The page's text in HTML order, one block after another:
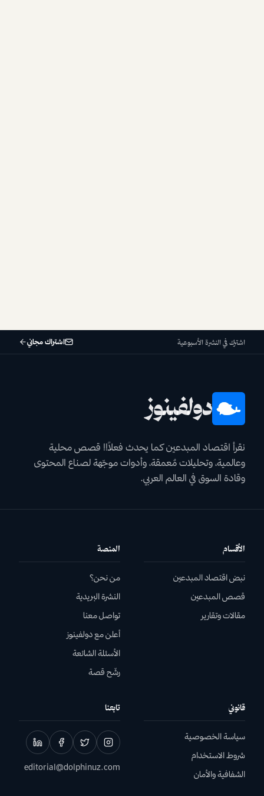
اشترك في النشرة الأسبوعية اشتراك مجاني
دولفينوز
نقرأ اقتصاد المبدعين كما يحدث فعلاً!! قصص محلية
وعالمية، وتحليلات مٌعمقة، وأدوات موجّهة لصناع المحتوى
وقادة السوق في العالم العربي.
الأقسام
نبض اقتصاد المبدعين
قصص المبدعين
مقالات وتقارير
المنصة
من نحن؟
النشرة البريدية
تواصل معنا
أعلن مع دولفينوز
الأسئلة الشائعة
رشّح قصة
قانوني
سياسة الخصوصية
شروط الاستخدام
الشفافية والأمان
تابعنا
editorial@dolphinuz.com